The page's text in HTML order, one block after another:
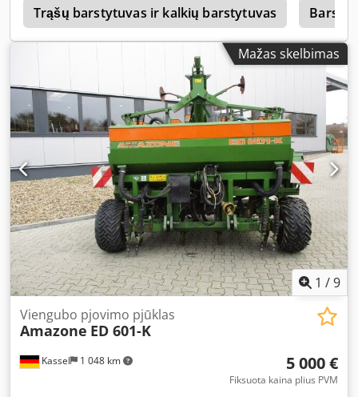
Trąšų barstytuvas ir kalkių barstytuvas
Mažas skelbimas
1 /9
Kassel 1 048 km
Viengubo pjovimo pjūklas
Amazone ED 601-K
5 000 €
Fiksuota kaina plius PVM